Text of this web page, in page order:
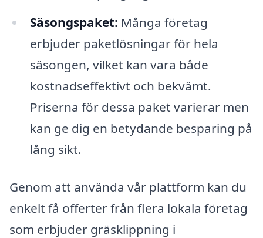
Säsongspaket: Många företag
erbjuder paketlösningar för hela
säsongen, vilket kan vara både
kostnadseffektivt och bekvämt.
Priserna för dessa paket varierar men
kan ge dig en betydande besparing på
lång sikt.
Genom att använda vår plattform kan du
enkelt få offerter från flera lokala företag
som erbjuder gräsklippning i